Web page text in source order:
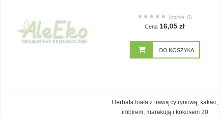
(opinie: 0)
Cena 16,05 zł
DO KOSZYKA
Herbata biała z trawą cytrynową, kakao,
imbirem, marakują i kokosem 20